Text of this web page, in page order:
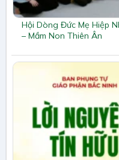
Hội Dòng Đức Mẹ Hiệp
– Mầm Non Thiên Ân